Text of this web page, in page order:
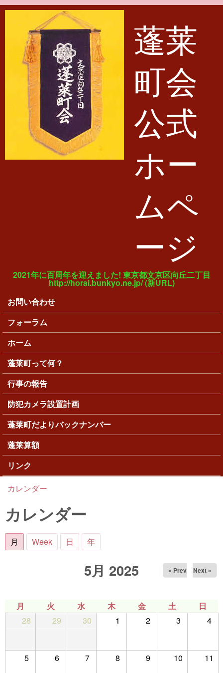
メインコンテンツに移動
蓬莱
町会
公式
ホー
ムペ
ージ
2021年に百周年を迎えました! 東京都文京区向丘二丁目
http://horai.bunkyo.ne.jp/ (新URL)
メインメニュー
お問い合わせ
フォーラム
ホーム
蓬莱町って何？
行事の報告
防犯カメラ設置計画
蓬莱町だよりバックナンバー
蓬莱算額
リンク
現在地
カレンダー
カレンダー
月 (アクティブなタブ)
Week 日 年
5月 2025 « Prev Next »
月 火 水 木 金 土
日
28
29 30 1 2 3 4
5 6 7 8 9 10 11